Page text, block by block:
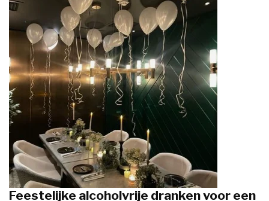
Feestelijke alcoholvrije dranken voor een